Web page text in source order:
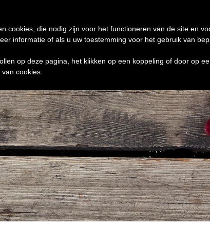
cookies, die nodig zijn voor het functioneren van de site en
informatie of als u uw toestemming voor het gebruik van
op deze pagina, het klikken op een koppeling of door op
cookies.